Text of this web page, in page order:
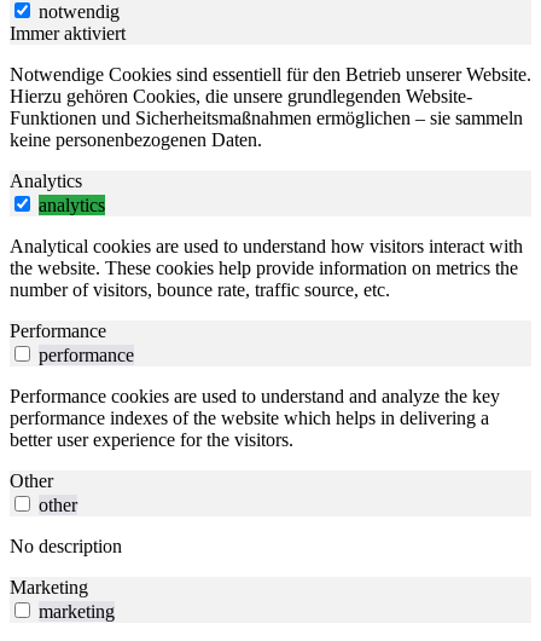
notwendig
Immer aktiviert
Notwendige Cookies sind essentiell für den Betrieb unserer Website.
Hierzu gehören Cookies, die unsere grundlegenden Website-
Funktionen und Sicherheitsmaßnahmen ermöglichen – sie sammeln
keine personenbezogenen Daten.
Analytics
analytics
Analytical cookies are used to understand how visitors interact with
the website. These cookies help provide information on metrics the
number of visitors, bounce rate, traffic source, etc.
Performance
performance
Performance cookies are used to understand and analyze the key
performance indexes of the website which helps in delivering a
better user experience for the visitors.
Other
other
No description
Marketing
marketing